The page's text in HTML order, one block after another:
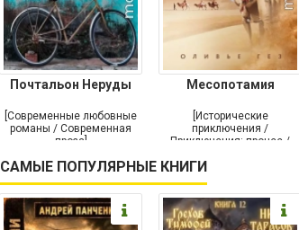
Почтальон Неруды
[Современные любовные
романы / Современная
проза]
Месопотамия
[Исторические
приключения /
Приключения: прочее /
Историческая проза]
САМЫЕ ПОПУЛЯРНЫЕ КНИГИ